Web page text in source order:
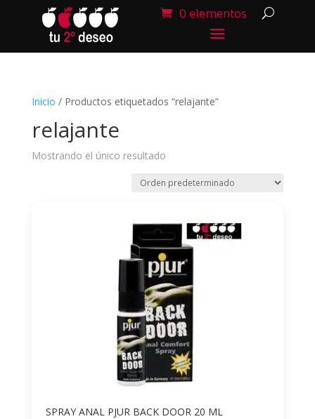
0 elementos
Inicio / Productos etiquetados “relajante”
relajante
Mostrando el único resultado
SPRAY ANAL PJUR BACK DOOR 20 ML